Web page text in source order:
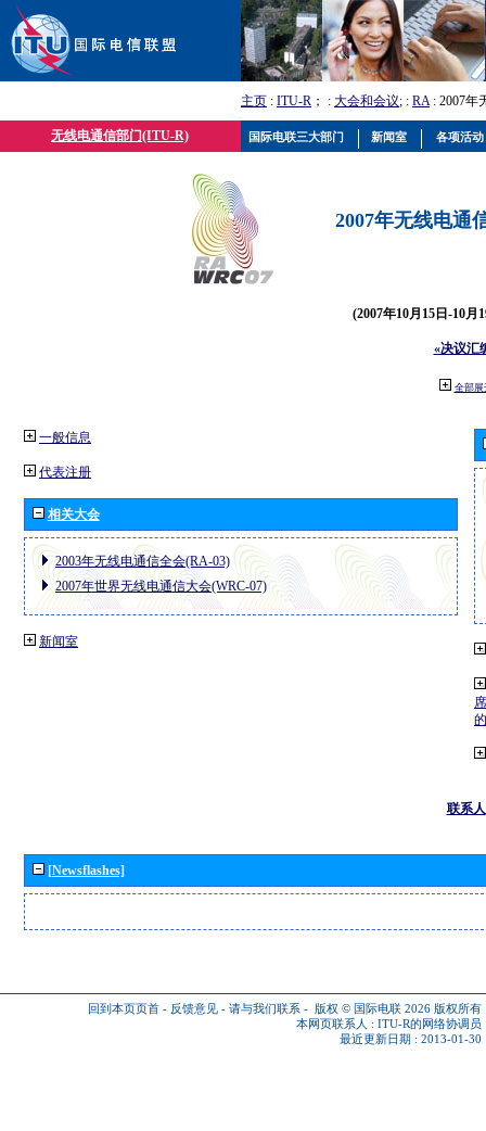
主页 : ITU-R ； : 大会和会议; : RA: 2007年
无线电通信部门(ITU-R)
2007年无线电通
(2007年10月15日-10月
«决议汇
全部展
一般信息
代表注册
相关大会
2003年无线电通信全会(RA-03)
2007年世界无线电通信大会(WRC-07)
新闻室
联系人
[Newsflashes]
回到本页页首 - 反馈意见 - 请与我们联系 - 版权 © 国际电联 2026 版权所有
本网页联系人 : ITU-R的网络协调员
最近更新日期 : 2013-01-30
国际电联三大部门 新闻室 各项活动